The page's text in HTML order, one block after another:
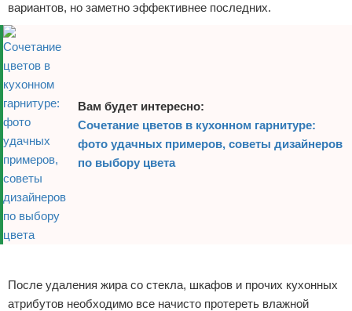
вариантов, но заметно эффективнее последних.
Вам будет интересно:
Сочетание цветов в кухонном гарнитуре:
фото удачных примеров, советы дизайнеров
по выбору цвета
После удаления жира со стекла, шкафов и прочих кухонных
атрибутов необходимо все начисто протереть влажной